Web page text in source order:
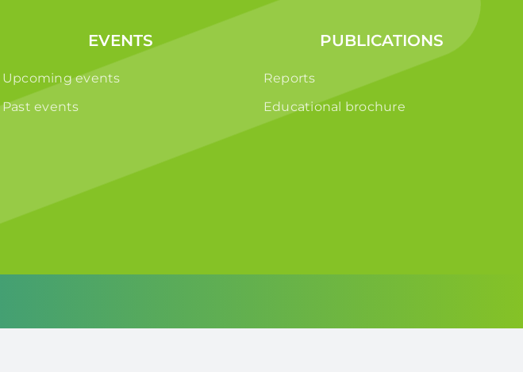
EVENTS
Upcoming events
Past events
PUBLICATIONS
Reports
Educational brochure